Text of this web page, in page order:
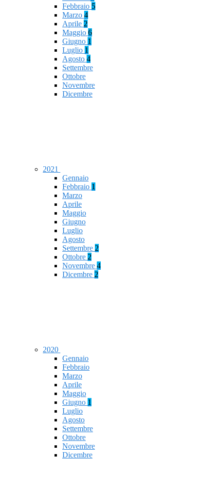
Febbraio 5
Marzo 4
Aprile 2
Maggio 6
Giugno 1
Luglio 1
Agosto 4
Settembre
Ottobre
Novembre
Dicembre
2021
Gennaio
Febbraio 1
Marzo
Aprile
Maggio
Giugno
Luglio
Agosto
Settembre 2
Ottobre 2
Novembre 4
Dicembre 2
2020
Gennaio
Febbraio
Marzo
Aprile
Maggio
Giugno 1
Luglio
Agosto
Settembre
Ottobre
Novembre
Dicembre